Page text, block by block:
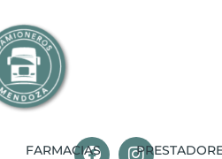
FARMACIAS